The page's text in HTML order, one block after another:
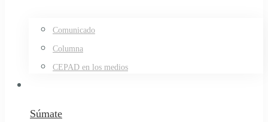
Comunicado
Columna
CEPAD en los medios
Súmate